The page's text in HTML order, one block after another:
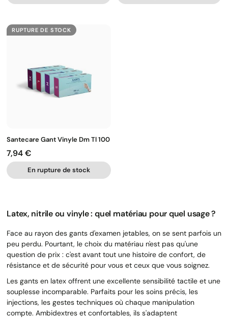
RUPTURE DE STOCK
Santecare Gant Vinyle Dm Tl 100
Prix
7,94 €
En rupture de stock
Latex, nitrile ou vinyle : quel matériau pour quel usage ?
Face au rayon des gants d'examen jetables, on se sent parfois un
peu perdu. Pourtant, le choix du matériau n'est pas qu'une
question de prix : c'est avant tout une histoire de confort, de
résistance et de sécurité pour vous et ceux que vous soignez.
Les gants en latex offrent une excellente sensibilité tactile et une
souplesse incomparable. Parfaits pour les soins précis, les
injections, les gestes techniques où chaque manipulation
compte. Ambidextres et confortables, ils s'adaptent